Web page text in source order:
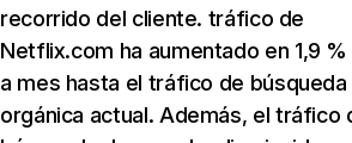
recorrido del cliente. tráfico de
Netflix.com ha aumentado en 1,9
a mes hasta el tráfico de búsqueda
orgánica actual. Además, el tráfico